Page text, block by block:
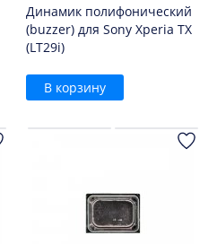
Динамик полифонический
(buzzer) для Sony Xperia TX
(LT29i)
В корзину